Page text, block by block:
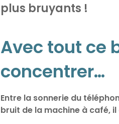
plus bruyants !
Avec tout ce
concentrer…
Entre la sonnerie du
bruit de la machine à café,